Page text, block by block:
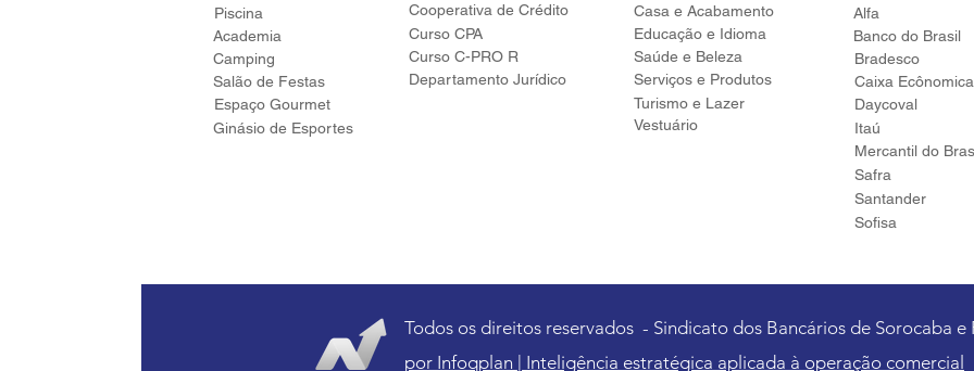
Piscina
Academia
Camping
Salão de Festas
Espaço Gourmet
Ginásio de Esportes
Cooperativa de Crédito
Curso CPA
Curso C-PRO R
Departamento Jurídico
Casa e Acabamento
Educação e Idioma
Saúde e Beleza
Serviços e Produtos
Turismo e Lazer
Vestuário
Alfa
Banco do Brasil
Bradesco
Caixa
Daycoval
Itaú
Mercantil do
Safra
Santander
Sofisa
Todos os direitos reservados - Sindicato dos Bancários de Sorocaba
por Infoqplan | Inteligência estratégica aplicada à operação comercial